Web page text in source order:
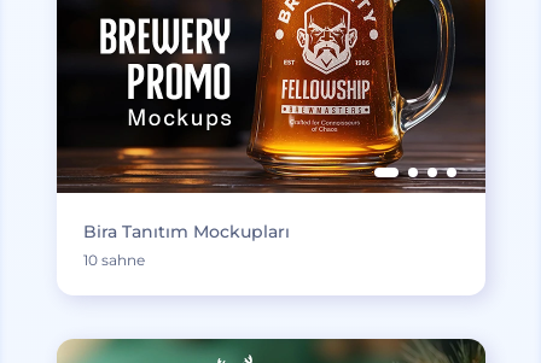
Bira Tanıtım Mockupları
10 sahne